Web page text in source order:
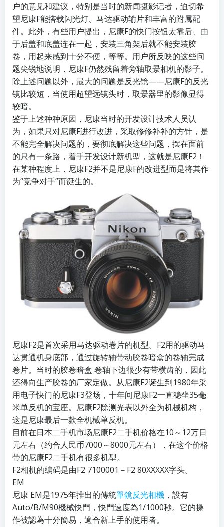
户的意见和建议，特别是当时的新闻摄影记者，迫切希
望尼康F能搭载闪光灯、马达驱动输片和丰富的附属配
件。此外，有些用户提出，尼康F的快门按钮太靠后、由
于后盖和底盖连在一起，安装三角架后就不能安装胶
卷，用起来感到十分不便，等等。用户所反映的这些问
题尖锐地说明，尼康F仍然残留着旁轴取景相机的影子。
除上述问题以外，最大的问题是反光镜——尼康F的反光
镜比较短，当使用超望远镜头时，取景器里的影像显得
较暗。
鉴于上述种种原因，尼康当时的开发设计技术人员认
为，如果只对尼康F进行改进，采取修修补补的方针，是
不能完全解决问题的，要彻底解决这些问题，摆在面前
的只有一条路，着手开发设计新机型，这就是尼康F2！
在某种程度上，尼康F2并不是尼康F的改进型而是将其作
为“竞争对手”而诞生的。
尼康F2是首次采用马达驱动卷片的机型。F2用的驱动马
达贯通机身底部，通过旋转轴带动胶卷暗盒的卷轴完成
卷片。当时的胶卷暗盒 卷轴下边很少有带横齿的，因此
还得向生产胶卷的厂家定做。从尼康F2诞生到1980年采
用电子快门的尼康F3登场，十年间尼康F2一直稳坐35毫
米单反机的宝座。尼康F2除测光表以外全为机械机构，
这是尼康最后一款全机械单反机。
目前在日本二手机市场尼康F2二手机价格在10～12万日
元左右（约合人民币7000～8000元左右），在这个价格
带的尼康F2二手机有很多机型。
F2相机的编码是由F2 7100001－F2 80XXXXX字头。
EM
尼康 EM是1975年推出的傳統單鏡反光相機 ，設有
Auto/B/M90機械快門，快門速度為1/1000秒。它的操
作被認為十分簡易，適合新上手的使用者。